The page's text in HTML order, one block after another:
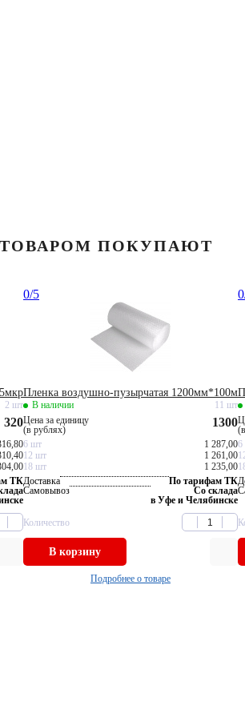
ПОКУПАЮТ
2 шт
320
ТК
0/5
Пленка воздушно-пузырчатая 1200мм*100м
В наличии
11 шт
Цена за единицу
(в рублях)
1300
6 шт
1 287,00
12 шт
1 261,00
18 шт
1 235,00
Доставка
По тарифам ТК
Самовывоз
Со склада
в Уфе и Челябинске
Количество
В корзину
Подробнее о товаре
0
6